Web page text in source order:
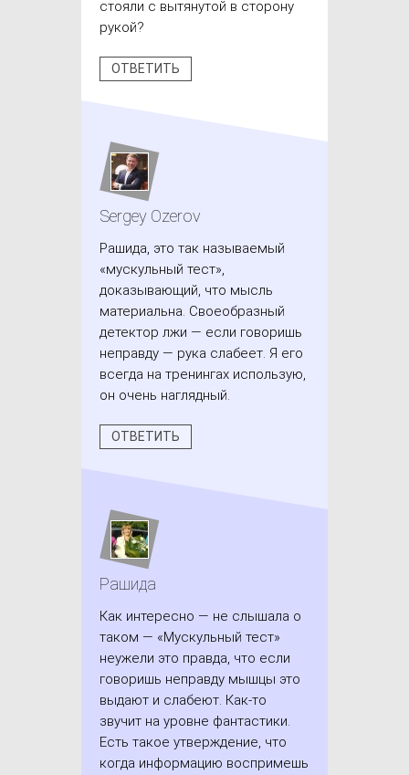
стояли с вытянутой в сторону
рукой?
ОТВЕТИТЬ
Sergey Ozerov
Рашида, это так называемый
«мускульный тест»,
доказывающий, что мысль
материальна. Своеобразный
детектор лжи — если говоришь
неправду — рука слабеет. Я его
всегда на тренингах использую,
он очень наглядный.
ОТВЕТИТЬ
Рашида
Как интересно — не слышала о
таком — «Мускульный тест»
неужели это правда, что если
говоришь неправду мышцы это
выдают и слабеют. Как-то
звучит на уровне фантастики.
Есть такое утверждение, что
когда информацию воспримешь